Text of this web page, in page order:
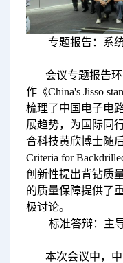
专题报告：系
会议专题报告
作《China's Jisso
梳理了中国电子电
展趋势，为国际同
合科技黄欣博士随
Criteria for
创新性提出背钻质
的质量保障提供了
极讨论。
标准答辩：主
本次会议中，